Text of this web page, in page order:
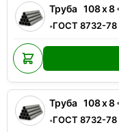
Труба 108x8
•ГОСТ 8732-78
Труба 108x8
•ГОСТ 8732-78